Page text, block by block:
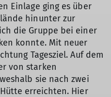
Einlage ging es über
hinunter zur
die Gruppe bei einer
konnte. Mit neuer
Tagesziel. Auf dem
von starken
sie nach zwei
erreichten. Hier